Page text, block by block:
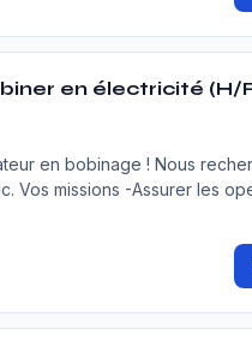
en électricité (H/
en bobinage ! Nous
Vos missions -Assurer les